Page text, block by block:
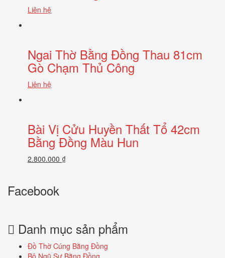
Liên hệ
Ngai Thờ Bằng Đồng Thau 81cm
Gò Chạm Thủ Công
Liên hệ
Bài Vị Cửu Huyền Thất Tổ 42cm
Bằng Đồng Màu Hun
2.800.000 ₫
Facebook
Danh mục sản phẩm
Đồ Thờ Cúng Bằng Đồng
Bộ Ngũ Sự Bằng Đồng